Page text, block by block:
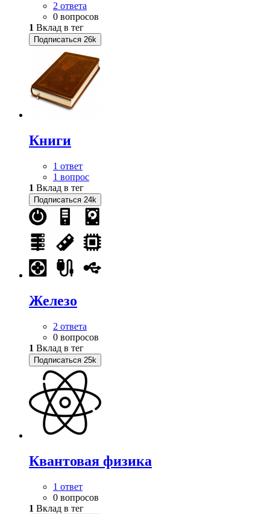
2 ответа
0 вопросов
1 Вклад в тег
Подписаться 26k
Книги
1 ответ
1 вопрос
1 Вклад в тег
Подписаться 24k
Железо
2 ответа
0 вопросов
1 Вклад в тег
Подписаться 25k
Квантовая физика
1 ответ
0 вопросов
1 Вклад в тег